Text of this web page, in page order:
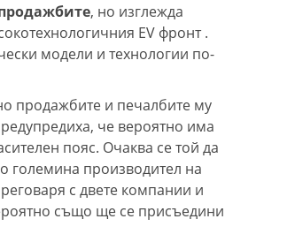
, но изглежда
EV фронт .
модели и технологии по-
продажбите и печалбите му
че вероятно има
пояс. Очаква се той да
големина производител на
с двете компании и
също ще се присъедини